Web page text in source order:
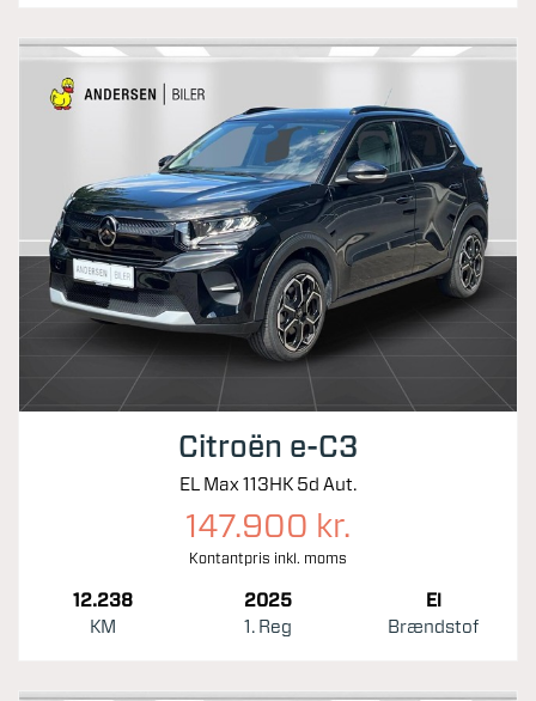
Citroën e-C3
EL Max 113HK 5d Aut.
147.900 kr.
Kontantpris inkl. moms
12.238
KM
2025
1. Reg
El
Brændstof